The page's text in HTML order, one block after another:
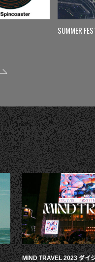
SUMMER
MIND TRAVEL 2023 ダイ